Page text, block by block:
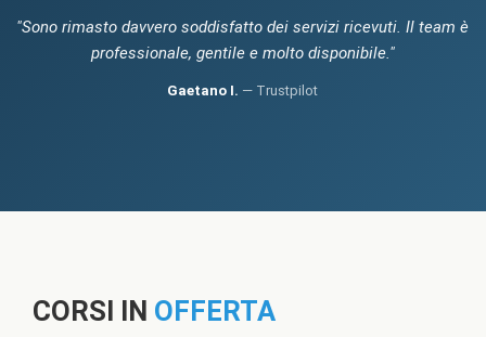
"Sono rimasto davvero soddisfatto dei servizi ricevuti. Il team è
professionale, gentile e molto disponibile."
Gaetano I. — Trustpilot
CORSI IN OFFERTA